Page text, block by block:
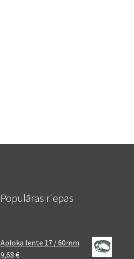
Populāras riepas
Aploka lente 17 / 60mm
9,68 €